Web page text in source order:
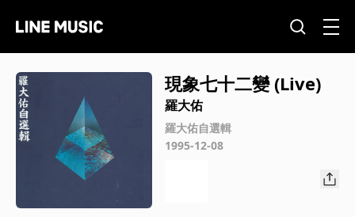
現象七十二變 (Live)
羅大佑
羅大佑自選輯
1995-12-08